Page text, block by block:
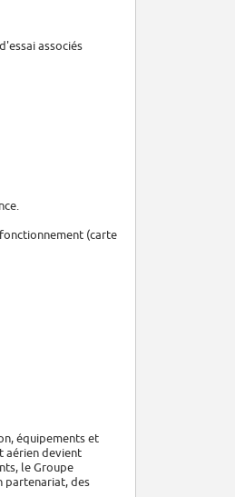
associés
(carte
équipements et
aérien devient
le Groupe
partenariat, des